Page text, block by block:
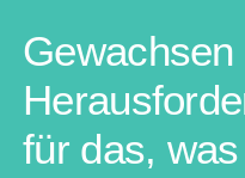
Gewachsen
für das,